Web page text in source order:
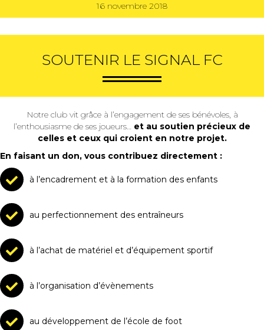
16 novembre 2018
SOUTENIR LE SIGNAL FC
Notre club vit grâce à l’engagement de ses bénévoles, à
l’enthousiasme de ses joueurs… et au soutien précieux de
celles et ceux qui croient en notre projet.
En faisant un don, vous contribuez directement :
à l’encadrement et à la formation des enfants
au perfectionnement des entraîneurs
à l’achat de matériel et d’équipement sportif
à l’organisation d’évènements
au développement de l’école de foot